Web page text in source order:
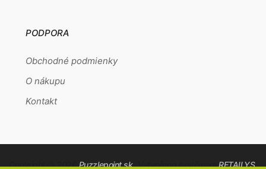
PODPORA
Obchodné podmienky
O nákupu
Kontakt
Copyright © 2026Puzzlepoint.sk Vytvořeno systémemRETAILYS.